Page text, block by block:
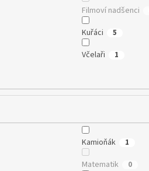
Filmoví nadšenci
Kuřáci 5
Včelaři 1
Kamioňák 1
Matematik 0